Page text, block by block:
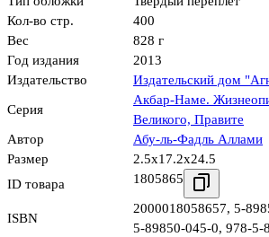
Кол-во стр.
400
Вес
828 г
Год издания
2013
Издательство
Издательский дом
Серия
Акбар-Наме.
Великого, Правите
Автор
Абу-ль-Фадль Аллами
Размер
2.5x17.2x24.5
ID товара
1805865
ISBN
2000018058657, 5-
5-89850-045-0, 978-5-